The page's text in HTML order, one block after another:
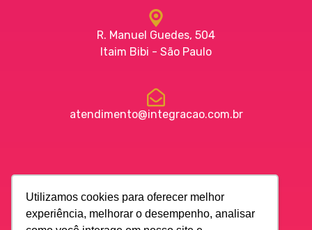
Utilizamos cookies para oferecer melhor
experiência, melhorar o desempenho, analisar
R. Manuel Guedes, 504
Itaim Bibi - São Paulo
atendimento@integracao.com.br
© 2026 Todos os direitos reservados.